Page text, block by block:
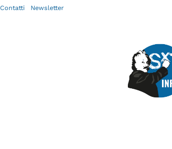
Contatti Newsletter